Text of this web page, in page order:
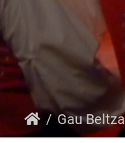
Gau Beltza